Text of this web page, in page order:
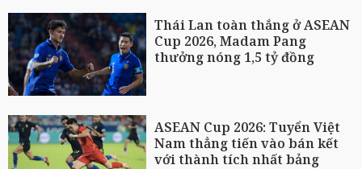
Thái Lan toàn thắng ở ASEAN
Cup 2026, Madam Pang
thưởng nóng 1,5 tỷ đồng
ASEAN Cup 2026: Tuyển Việt
Nam thẳng tiến vào bán kết
với thành tích nhất bảng